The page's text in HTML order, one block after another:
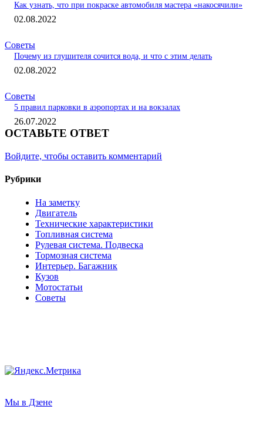
Как узнать, что при покраске автомобиля мастера «накосячили»
02.08.2022
Советы
Почему из глушителя сочится вода, и что с этим делать
02.08.2022
Советы
5 правил парковки в аэропортах и на вокзалах
26.07.2022
ОСТАВЬТЕ ОТВЕТ
Войдите, чтобы оставить комментарий
Рубрики
На заметку
Двигатель
Технические характеристики
Топливная система
Рулевая система. Подвеска
Тормозная система
Интерьер. Багажник
Кузов
Мотостатьи
Советы
Мы в Дзене